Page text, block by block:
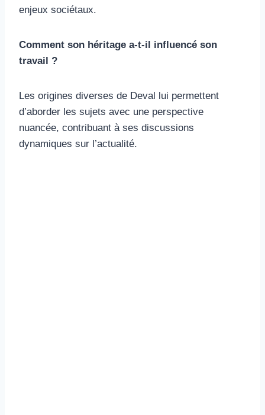
enjeux sociétaux.
Comment son héritage a-t-il influencé son
travail ?
Les origines diverses de Deval lui permettent
d’aborder les sujets avec une perspective
nuancée, contribuant à ses discussions
dynamiques sur l’actualité.